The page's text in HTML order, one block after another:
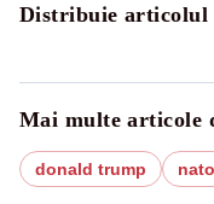
Distribuie articolul
Mai multe articole
donald trump nato